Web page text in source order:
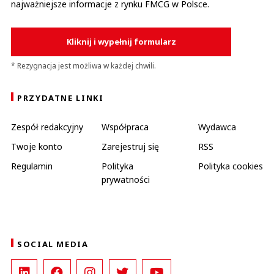
Nic z tego nie będzie
10
kulu
09.02.2020 / 22:01
O Boże !!! Jak można nazwa firmę bać pol ??? Gorzej może być tylko
bacimpex
najważniejsze informacje z rynku FMCG w Polsce.
Kliknij i wypełnij formularz
* Rezygnacja jest możliwa w każdej chwili.
PRZYDATNE LINKI
Zespół redakcyjny Współpraca
Wydawca
Twoje konto
Zarejestruj się
RSS
Regulamin
Polityka
prywatności
Polityka cookies
SOCIAL MEDIA